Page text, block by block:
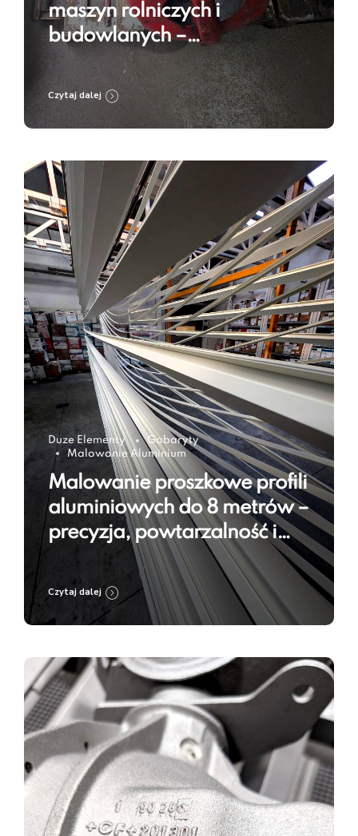
maszyn rolniczych i
budowlanych –
przygotowanie do renowacji
i zabezpieczenia
antykorozyjnego
Czytaj dalej
Duze Elementy
Gabaryty
Malowanie Aluminium
Malowanie proszkowe profili
aluminiowych do 8 metrów –
precyzja, powtarzalność i
trwałość powłoki
Czytaj dalej